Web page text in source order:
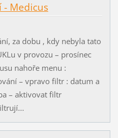
- Medicus
za dobu , kdy nebyla tato
v provozu – prosínec
nahoře menu :
– vpravo filtr : datum a
– aktivovat filtr